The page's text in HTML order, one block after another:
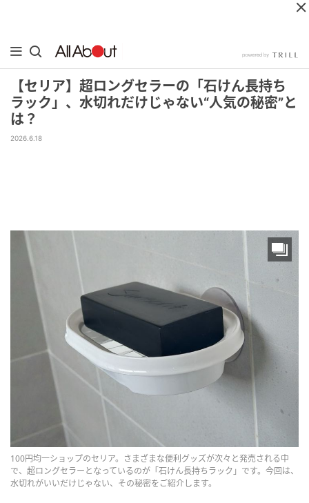
【セリア】超ロングセラーの「石けん長持ち
ラック」、水切れだけじゃない“人気の秘密”と
は？
2026.6.18
100円均一ショップのセリア。さまざまな便利グッズが次々と発売される中
で、超ロングセラーとなっているのが「石けん長持ちラック」です。今回は、
水切れがいいだけじゃない、その秘密をご紹介します。